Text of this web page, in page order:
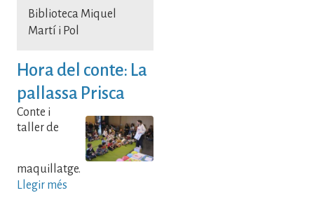
Biblioteca Miquel
Martí i Pol
Hora del conte: La
pallassa Prisca
Conte i
taller de
maquillatge.
Llegir més